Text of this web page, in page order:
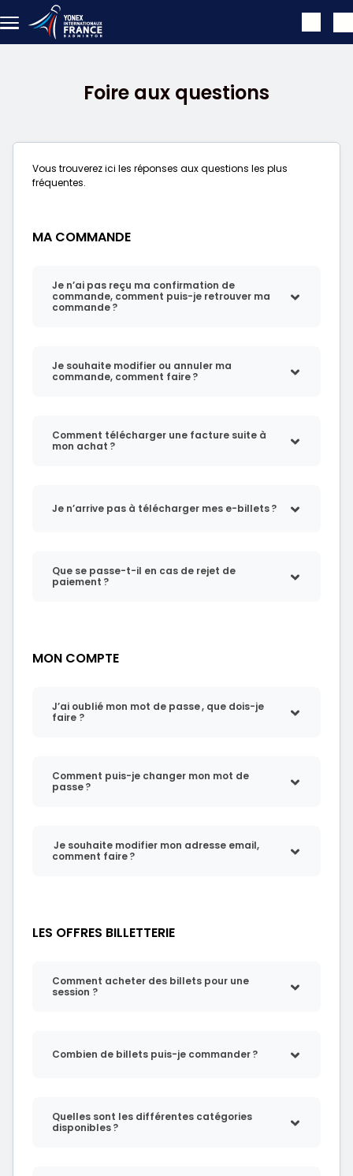
Aller au contenu principal
Foire aux questions
Vous trouverez ici les réponses aux questions les plus
fréquentes.
MA COMMANDE
Je n’ai pas reçu ma confirmation de
commande, comment puis-je retrouver ma
commande ?
Je souhaite modifier ou annuler ma
commande, comment faire ?
Comment télécharger une facture suite à
mon achat ?
Je n’arrive pas à télécharger mes e-billets ?
Que se passe-t-il en cas de rejet de
paiement ?
MON COMPTE
J’ai oublié mon mot de passe , que dois-je
faire ?
Comment puis-je changer mon mot de
passe ?
Je souhaite modifier mon adresse email,
comment faire ?
LES OFFRES BILLETTERIE
Comment acheter des billets pour une
session ?
Combien de billets puis-je commander ?
Quelles sont les différentes catégories
disponibles ?